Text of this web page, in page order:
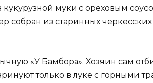
кукурузной муки с ореховым
собран из старинных
«У Бамбора». Хозяин сам
только в луке с горными